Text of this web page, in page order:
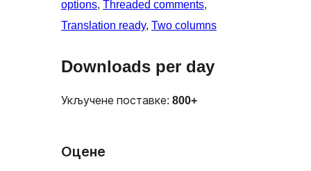
options, Threaded comments
Translation ready, Two columns
Downloads per day
Укључене поставке: 800+
Оцене